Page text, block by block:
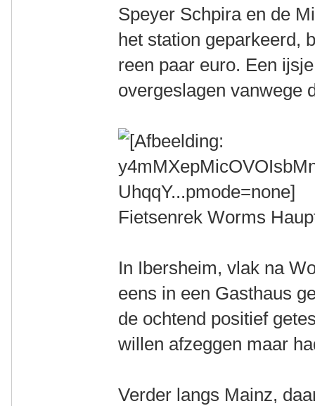
Speyer Schpira en de
het station geparkeerd,
reen paar euro. Een
overgeslagen vanwege
Fietsenrek Worms
In Ibersheim, vlak na
eens in een Gasthaus
de ochtend positief
willen afzeggen maar
Verder langs Mainz,